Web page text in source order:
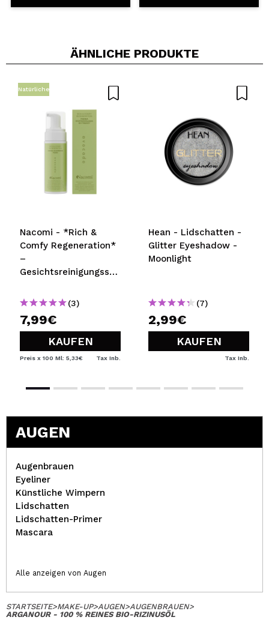
ÄHNLICHE PRODUKTE
Natürliche
Nacomi - *Rich &
Comfy Regeneration*
–
Gesichtsreinigungsschaum
(3)
7,99€
KAUFEN
Preis x 100 Ml: 5,33€ Tax Inb.
Hean - Lidschatten -
Glitter Eyeshadow -
Moonlight
(7)
2,99€
KAUFEN
Tax Inb.
AUGEN
Augenbrauen
Eyeliner
Künstliche Wimpern
Lidschatten
Lidschatten-Primer
Mascara
Alle anzeigen von Augen
STARTSEITE>MAKE-UP>AUGEN>AUGENBRAUEN>
ARGANOUR - 100 % REINES BIO-RIZINUSÖL